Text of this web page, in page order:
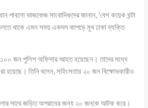
পাবলো ভাজকেজ সাংবাদিকদের জানান, ‘বেশ কয়েক ঘন্টা
থাকে এমন সময় একদল কাপড়ে মুখ ঢাকা ব্যক্তি
১০০ জন পুলিশ অফিসার আহত হয়েছেন। তাদের মধ্যে
হয়েছে। তিনি বলেন, সহিংসতায় ২০ জন বিক্ষোভকারীও
সাথে জড়িত অপরাধের জন্য ২০ জনকে আটক করে।